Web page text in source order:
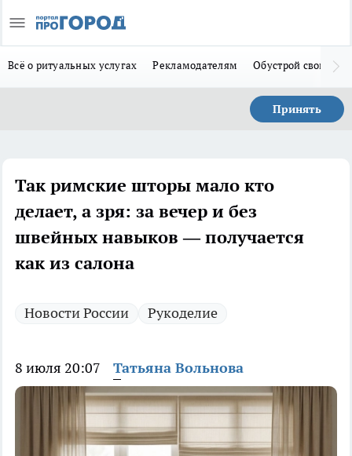
Всё о ритуальных услугах Рекламодателям Обустрой свой дом
Принять
Так римские шторы мало кто
делает, а зря: за вечер и без
швейных навыков — получается
как из салона
Новости России Рукоделие
8 июля 20:07 Татьяна Вольнова